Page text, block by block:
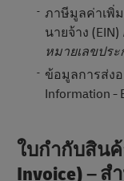
ภาษีมูลค่าเพิ่
นายจ้าง (EIN)
หมายเลขปร
ข้อมูลการส่งอ
Information -
ใบกํากับสินค้
Invoice) –